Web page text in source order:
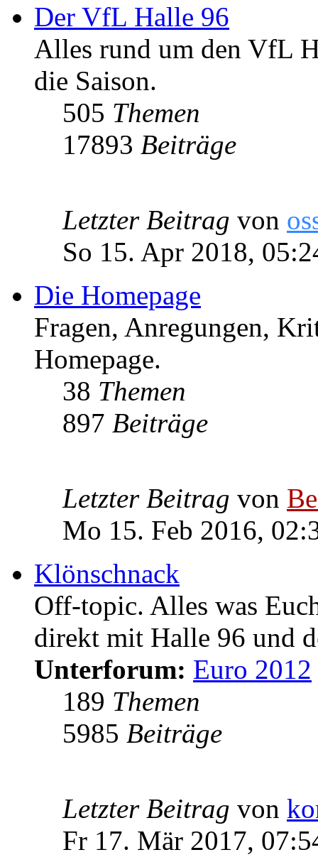
Der VfL Halle 96
Alles rund um den VfL
die Saison.
505 Themen
17893 Beiträge
Letzter Beitrag von
So 15. Apr 2018,
Die Homepage
Fragen, Anregungen,
Homepage.
38 Themen
897 Beiträge
Letzter Beitrag von
Mo 15. Feb 2016,
Klönschnack
Off-topic. Alles was
direkt mit Halle 96 und
Unterforum: Euro 2012
189 Themen
5985 Beiträge
Letzter Beitrag von
Fr 17. Mär 2017,